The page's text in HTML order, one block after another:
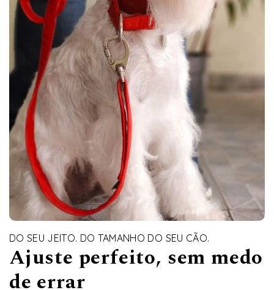
DO SEU JEITO. DO TAMANHO DO SEU CÃO.
Ajuste perfeito, sem medo
de errar